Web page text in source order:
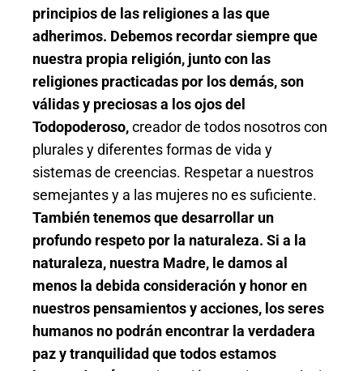
principios de las religiones a las que
adherimos. Debemos recordar siempre que
nuestra propia religión, junto con las
religiones practicadas por los demás, son
válidas y preciosas a los ojos del
Todopoderoso,creador de todos nosotros con
plurales y diferentes formas de vida y
sistemas de creencias. Respetar a nuestros
semejantes y a las mujeres no es suficiente.
También tenemos que desarrollar un
profundo respeto por la naturaleza. Si a la
naturaleza, nuestra Madre, le damos al
menos la debida consideración y honor en
nuestros pensamientos y acciones, los seres
humanos no podrán encontrar la verdadera
paz y tranquilidad que todos estamos